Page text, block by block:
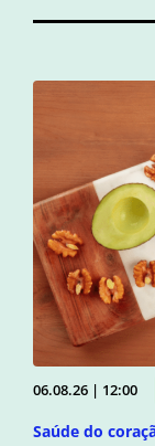
06.08.26 | 12:00
Saúde do